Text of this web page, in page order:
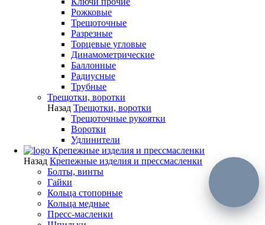
Рожковые
Трещоточные
Разрезные
Торцевые угловые
Динамометрические
Баллонные
Радиусные
Трубные
Трещотки, воротки
Назад Трещотки, воротки
Трещоточные рукоятки
Воротки
Удлинители
Крепежные изделия и прессмасленки
Назад Крепежные изделия и прессмасленки
Болты, винты
Гайки
Кольца стопорные
Кольца медные
Пресс-масленки